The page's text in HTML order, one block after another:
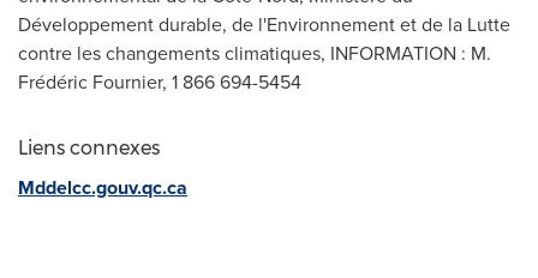
Développement durable, de l'Environnement et de la Lutte
contre les changements climatiques, INFORMATION : M.
Frédéric Fournier, 1 866 694-5454
Liens connexes
Mddelcc.gouv.qc.ca